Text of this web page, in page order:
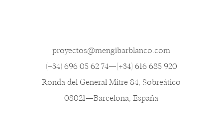
proyectos@mengibarblanco.com
(+34) 696 05 62 74— (+34) 616 685 920
Ronda del General Mitre 84, Sobreático
08021—Barcelona, España